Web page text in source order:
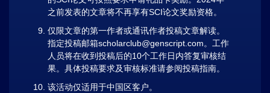
之前发表的文章将不再享有SCI论文奖励资格。
仅限文章的第一作者或通讯作者投稿文章解读。
指定投稿邮箱scholarclub@genscript.com。工作
人员将在收到投稿后的10个工作日内答复审核结
果。具体投稿要求及审核标准请参阅投稿指南。
该活动仅适用于中国区客户。